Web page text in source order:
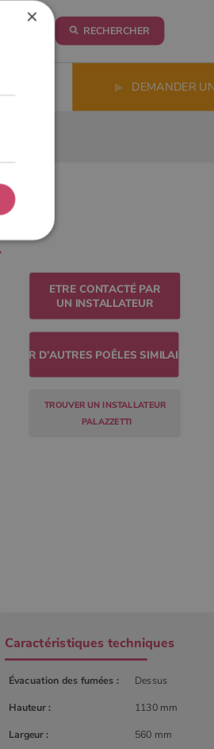
RECHERCHER
▶ DEMANDER
ETRE CONTACTÉ PAR
UN INSTALLATEUR
TROUVER UN INSTALLATEUR
PALAZZETTI
Caractéristiques techniques
Évacuation des fumées : Dessus
Hauteur :
1130 mm
Largeur :
560 mm
×